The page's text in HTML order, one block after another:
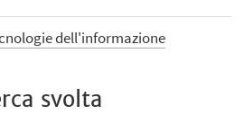
dell'informazione
svolta